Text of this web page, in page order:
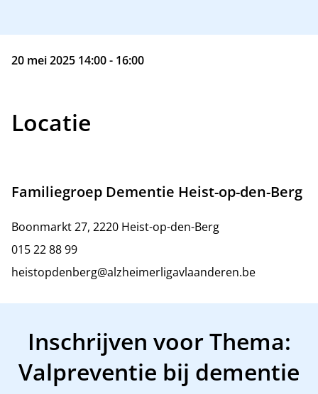
20 mei 2025 14:00 - 16:00
Locatie
Familiegroep Dementie Heist-op-den-Berg
Boonmarkt 27, 2220 Heist-op-den-Berg
015 22 88 99
heistopdenberg@alzheimerligavlaanderen.be
Inschrijven voor Thema:
Valpreventie bij dementie